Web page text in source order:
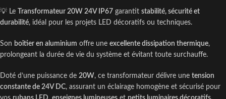
💡 Le Transformateur 20W 24V IP67 garantit stabilité, sécurité et
durabilité, idéal pour les projets LED décoratifs ou techniques.
Son boîtier en aluminium offre une excellente dissipation thermique,
prolongeant la durée de vie du système et évitant toute surchauffe.
Doté d’une puissance de 20W, ce transformateur délivre une tension
constante de 24V DC, assurant un éclairage homogène et sécurisé pour